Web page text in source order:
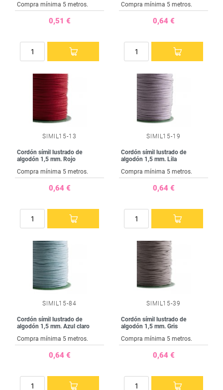
Compra mínima 5 metros.
0,51 €
Compra mínima 5 metros.
0,64 €
SIMIL15-13
Cordón símil lustrado de
algodón 1,5 mm. Rojo
Compra mínima 5 metros.
0,64 €
SIMIL15-19
Cordón símil lustrado de
algodón 1,5 mm. Lila
Compra mínima 5 metros.
0,64 €
SIMIL15-84
Cordón símil lustrado de
algodón 1,5 mm. Azul claro
Compra mínima 5 metros.
0,64 €
SIMIL15-39
Cordón símil lustrado de
algodón 1,5 mm. Gris
Compra mínima 5 metros.
0,64 €